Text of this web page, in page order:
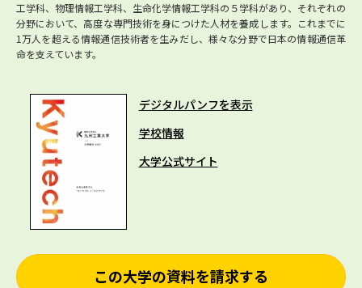
工学科、物理情報工学科、生命化学情報工学科の５学科があり、それぞれの
分野において、高度な専門技術を身につけた人材を養成します。これまでに
1万人を超える情報通信技術者を生みだし、様々な分野で日本の情報通信革
命を支えています。
デジタルパンフを表示
学校情報
大学公式サイト
この大学の資料を請求する